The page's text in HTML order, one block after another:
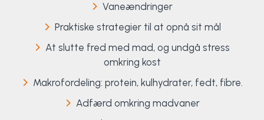
Vaneændringer
Praktiske strategier til at opnå sit mål
At slutte fred med mad, og undgå stress
omkring kost
Makrofordeling: protein, kulhydrater, fedt, fibre.
Adfærd omkring madvaner